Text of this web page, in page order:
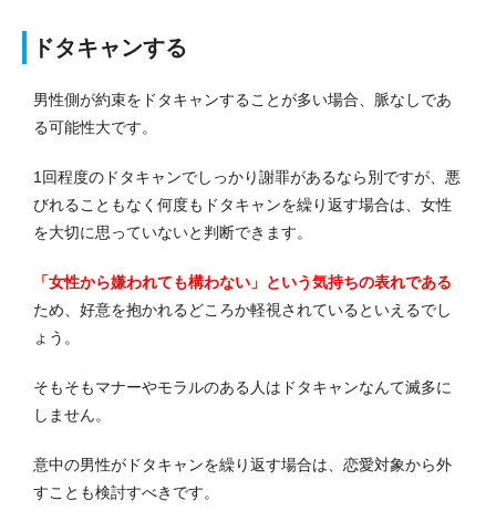
ドタキャンする
男性側が約束をドタキャンすることが多い場合、脈なしであ
る可能性大です。
1回程度のドタキャンでしっかり謝罪があるなら別ですが、悪
びれることもなく何度もドタキャンを繰り返す場合は、女性
を大切に思っていないと判断できます。
「女性から嫌われても構わない」という気持ちの表れである
ため、好意を抱かれるどころか軽視されているといえるでし
ょう。
そもそもマナーやモラルのある人はドタキャンなんて滅多に
しません。
意中の男性がドタキャンを繰り返す場合は、恋愛対象から外
すことも検討すべきです。